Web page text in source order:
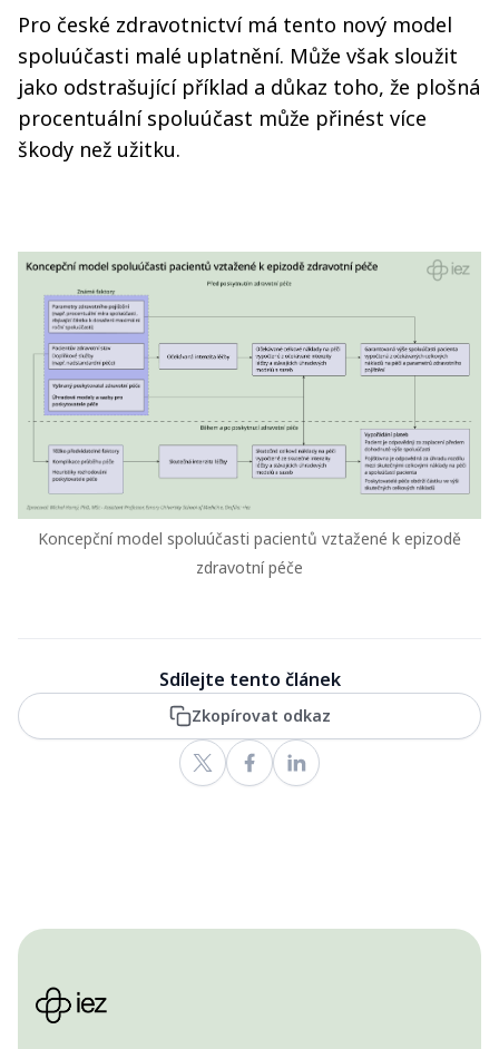
Pro české zdravotnictví má tento nový model
spoluúčasti malé uplatnění. Může však sloužit
jako odstrašující příklad a důkaz toho, že plošná
procentuální spoluúčast může přinést více
škody než užitku.
Koncepční model spoluúčasti pacientů vztažené k epizodě
zdravotní péče
Sdílejte tento článek
Zkopírovat odkaz